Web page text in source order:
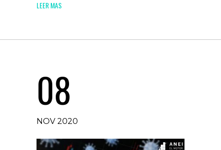
LEER MAS
08
NOV 2020